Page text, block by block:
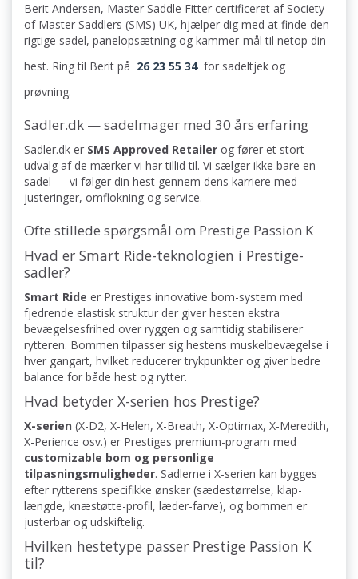
Berit Andersen, Master Saddle Fitter certificeret af Society
of Master Saddlers (SMS) UK, hjælper dig med at finde den
rigtige sadel, panelopsætning og kammer-mål til netop din
hest. Ring til Berit på 26 23 55 34 for sadeltjek og
prøvning.
Sadler.dk — sadelmager med 30 års erfaring
Sadler.dk er SMS Approved Retailer og fører et stort
udvalg af de mærker vi har tillid til. Vi sælger ikke bare en
sadel — vi følger din hest gennem dens karriere med
justeringer, omflokning og service.
Ofte stillede spørgsmål om Prestige Passion K
Hvad er Smart Ride-teknologien i Prestige-
sadler?
Smart Ride er Prestiges innovative bom-system med
fjedrende elastisk struktur der giver hesten ekstra
bevægelsesfrihed over ryggen og samtidig stabiliserer
rytteren. Bommen tilpasser sig hestens muskelbevægelse i
hver gangart, hvilket reducerer trykpunkter og giver bedre
balance for både hest og rytter.
Hvad betyder X-serien hos Prestige?
X-serien (X-D2, X-Helen, X-Breath, X-Optimax, X-Meredith,
X-Perience osv.) er Prestiges premium-program med
customizable bom og personlige
tilpasningsmuligheder. Sadlerne i X-serien kan bygges
efter rytterens specifikke ønsker (sædestørrelse, klap-
længde, knæstøtte-profil, læder-farve), og bommen er
justerbar og udskiftelig.
Hvilken hestetype passer Prestige Passion K
til?